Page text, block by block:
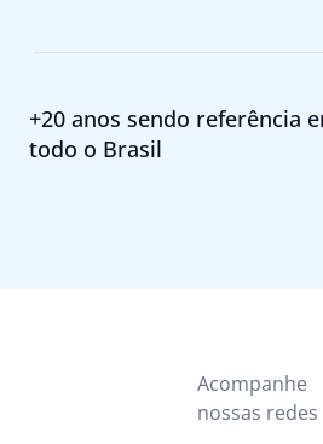
+20 anos sendo referência
todo o Brasil
Acompanhe
nossas redes